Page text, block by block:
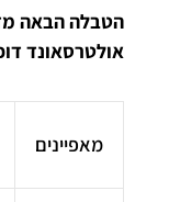
הטבלה הבאה
אולטרסאונד
מאפיינים